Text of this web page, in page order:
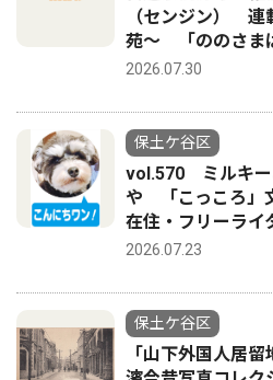
（センジン）
苑〜 「ののさま
2026.07.30
保土ケ谷区
vol.570 ミルキー
や 「こっころ」
在住・フリーライ
2026.07.23
保土ケ谷区
「山下外国人居